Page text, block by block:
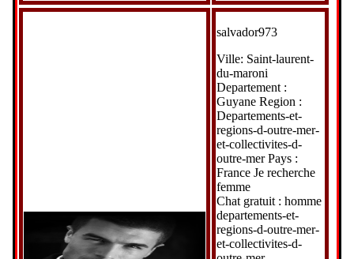
salvador973
Ville: Saint-laurent-
du-maroni
Departement :
Guyane Region :
Departements-et-
regions-d-outre-mer-
et-collectivites-d-
outre-mer Pays :
France Je recherche
femme
Chat gratuit : homme
departements-et-
regions-d-outre-mer-
et-collectivites-d-